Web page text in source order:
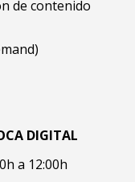
de contenido
DIGITAL
a 12:00h